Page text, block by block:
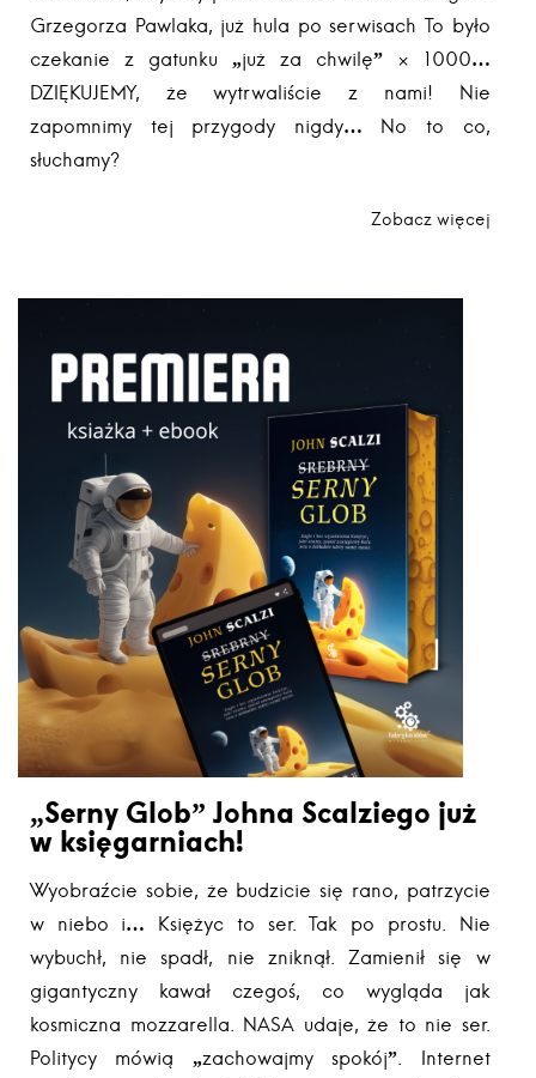
Grzegorza Pawlaka, już hula po serwisach To było
czekanie z gatunku „już za chwilę” × 1000…
DZIĘKUJEMY, że wytrwaliście z nami! Nie
zapomnimy tej przygody nigdy… No to co,
słuchamy?
Zobacz więcej
„Serny Glob” Johna Scalziego już
w księgarniach!
Wyobraźcie sobie, że budzicie się rano, patrzycie
w niebo i… Księżyc to ser. Tak po prostu. Nie
wybuchł, nie spadł, nie zniknął. Zamienił się w
gigantyczny kawał czegoś, co wygląda jak
kosmiczna mozzarella. NASA udaje, że to nie ser.
Politycy mówią „zachowajmy spokój”. Internet